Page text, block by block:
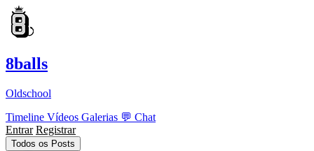
8balls
Oldschool
Timeline Vídeos Galerias 💬 Chat
Entrar Registrar
Todos os Posts